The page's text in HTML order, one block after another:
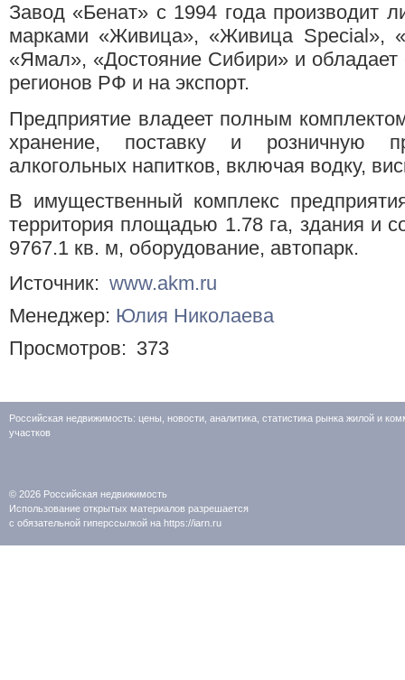
Завод «Бенат» с 1994 года производит
марками «Живица», «Живица Special»,
«Ямал», «Достояние Сибири» и
регионов РФ и на экспорт.
Предприятие владеет полным
хранение, поставку и розничную
алкогольных напитков, включая водку,
В имущественный комплекс
территория площадью 1.78 га, здания и
9767.1 кв. м, оборудование, автопарк.
Источник: www.akm.ru
Менеджер: Юлия Николаева
Просмотров: 373
Российская недвижимость: цены, новости, аналитика, статистика рынка жилой и
участков
© 2026 Российская недвижимость
Использование открытых материалов разрешается
с обязательной гиперссылкой на https://iarn.ru